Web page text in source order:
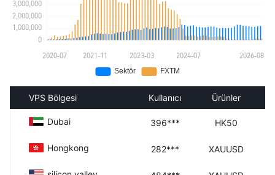
VPS Bölgesi Kullanıcı Ürünler
Dubai 396*** HK50
Hongkong 282*** XAUUSD